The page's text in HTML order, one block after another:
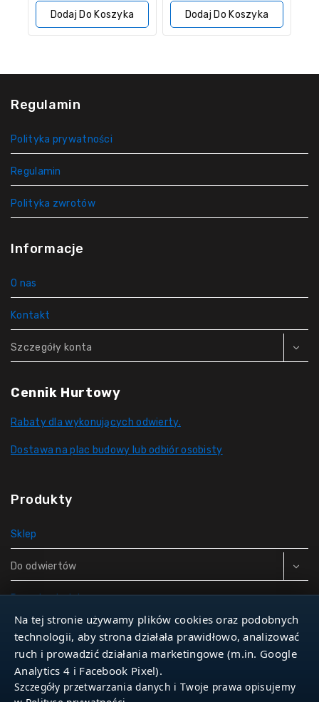
5
Dodaj Do Koszyka Dodaj Do Koszyka
Regulamin
Polityka prywatności
Regulamin
Polityka zwrotów
Informacje
O nas
Kontakt
Szczegóły konta
Cennik Hurtowy
Rabaty dla wykonujących odwierty.
Dostawa na plac budowy lub odbiór osobisty
Produkty
Sklep
Do odwiertów
Rury do studni
Zbiorniki hydroforowe
Narzędzia
Na tej stronie używamy plików cookies oraz podobnych
technologii, aby strona działała prawidłowo, analizować
ruch i prowadzić działania marketingowe (m.in. Google
Analytics 4 i Facebook Pixel).
Szczegóły przetwarzania danych i Twoje prawa opisujemy